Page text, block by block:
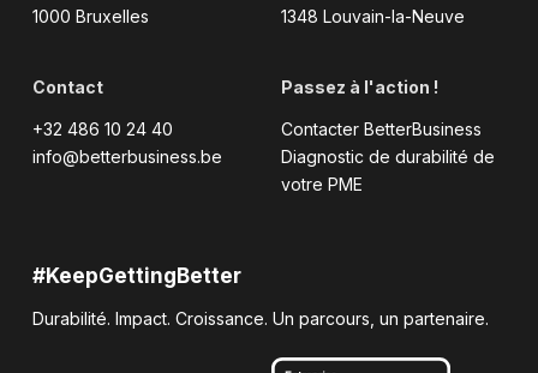
1000 Bruxelles
1348 Louvain-la-Neuve
Contact
+32 486 10 24 40
info@betterbusiness.be
Passez à l'action !
Contacter BetterBusiness
Diagnostic de durabilité de
votre PME
#KeepGettingBetter
Durabilité. Impact. Croissance. Un parcours, un partenaire.